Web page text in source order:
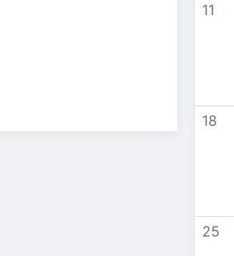
11
18
25